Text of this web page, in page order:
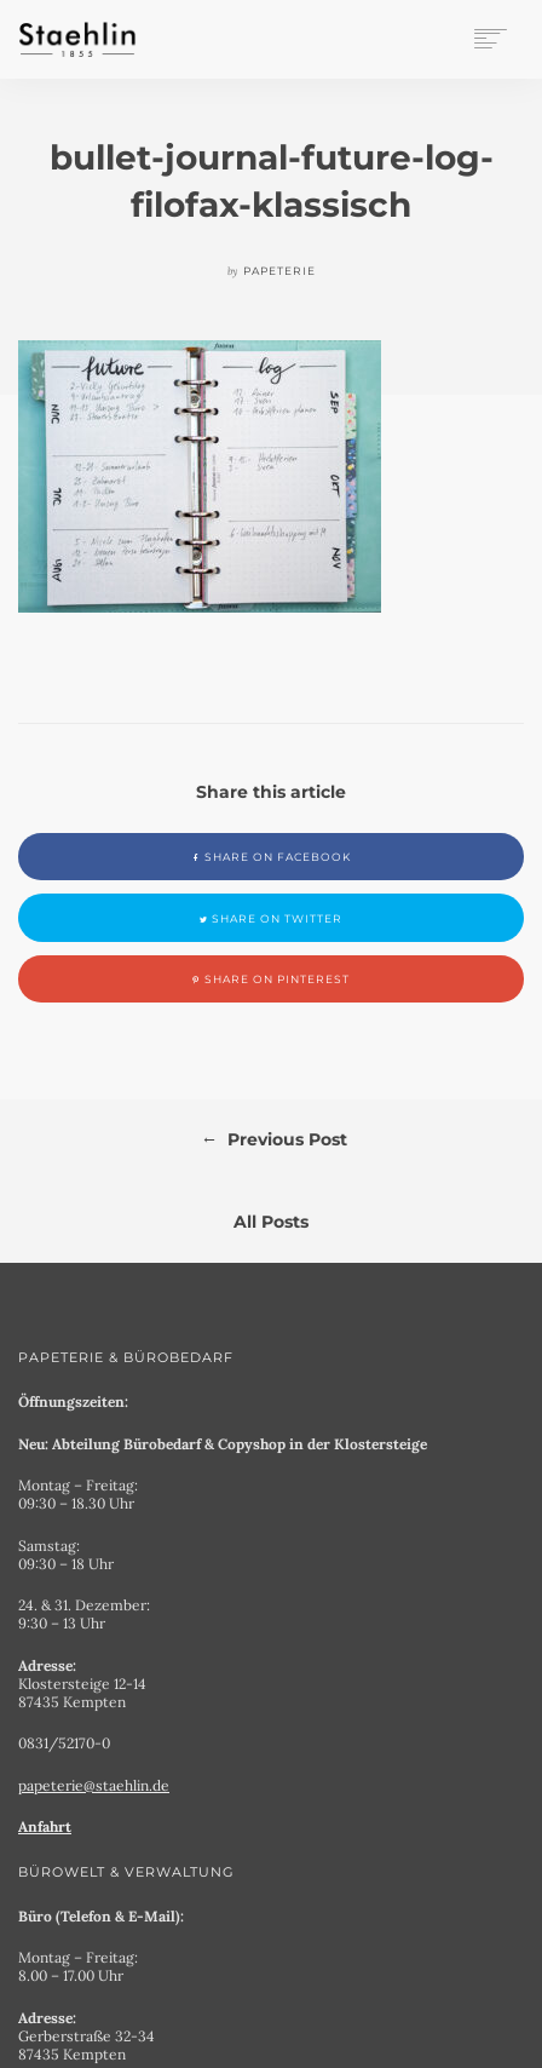
BÜROWELT
bullet-journal-future-log-
filofax-klassisch
by PAPETERIE
Share this article
SHARE ON FACEBOOK
SHARE ON TWITTER
SHARE ON PINTEREST
← Previous Post
All Posts
PAPETERIE & BÜROBEDARF
Öffnungszeiten:
Neu: Abteilung Bürobedarf & Copyshop in der Klostersteige
Montag – Freitag:
09:30 – 18.30 Uhr
Samstag:
09:30 – 18 Uhr
24. & 31. Dezember:
9:30 – 13 Uhr
Adresse:
Klostersteige 12-14
87435 Kempten
0831/52170-0
papeterie@staehlin.de
Anfahrt
BÜROWELT & VERWALTUNG
Büro (Telefon & E-Mail):
Montag – Freitag:
8.00 – 17.00 Uhr
Adresse:
Gerberstraße 32-34
87435 Kempten